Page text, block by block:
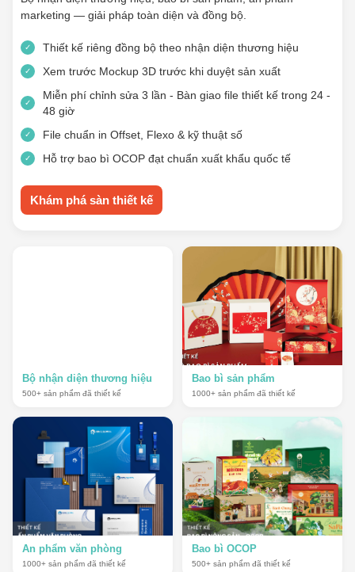
marketing — giải pháp toàn diện và đồng bộ.
✓ Thiết kế riêng đồng bộ theo nhận diện thương hiệu
✓ Xem trước Mockup 3D trước khi duyệt sản xuất
✓
Miễn phí chỉnh sửa 3 lần - Bàn giao file thiết kế trong 24 -
48 giờ
✓ File chuẩn in Offset, Flexo & kỹ thuật số
✓ Hỗ trợ bao bì OCOP đạt chuẩn xuất khẩu quốc tế
Khám phá sàn thiết kế
Bộ nhận diện thương hiệu
500+ sản phẩm đã thiết kế
Bao bì sản phẩm
1000+ sản phẩm đã thiết kế
Ấn phẩm văn phòng
1000+ sản phẩm đã thiết kế
Bao bì OCOP
500+ sản phẩm đã thiết kế